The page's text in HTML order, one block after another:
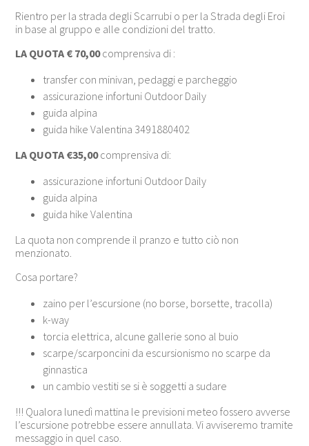
Rientro per la strada degli Scarrubi o per la Strada degli Eroi
in base al gruppo e alle condizioni del tratto.
LA QUOTA € 70,00comprensiva di :
transfer con minivan, pedaggi e parcheggio
assicurazione infortuni Outdoor Daily
guida alpina
guida hike Valentina 3491880402
LA QUOTA €35,00comprensiva di:
assicurazione infortuni Outdoor Daily
guida alpina
guida hike Valentina
La quota non comprende il pranzo e tutto ciò non
menzionato.
Cosa portare?
zaino per l’escursione (no borse, borsette, tracolla)
k-way
torcia elettrica, alcune gallerie sono al buio
scarpe/scarponcini da escursionismo no scarpe da
ginnastica
un cambio vestiti se si è soggetti a sudare
!!! Qualora lunedì mattina le previsioni meteo fossero avverse
l’escursione potrebbe essere annullata. Vi avviseremo tramite
messaggio in quel caso.